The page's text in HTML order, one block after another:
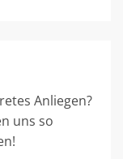
Anliegen?
uns so